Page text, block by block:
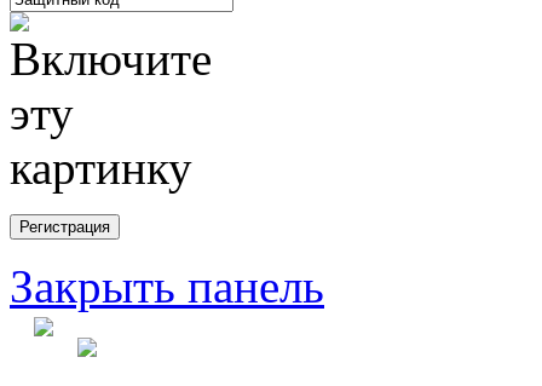
Закрыть панель